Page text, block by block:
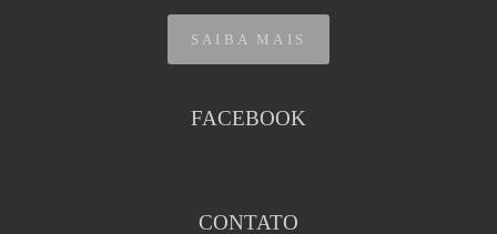
SAIBA MAIS
FACEBOOK
CONTATO